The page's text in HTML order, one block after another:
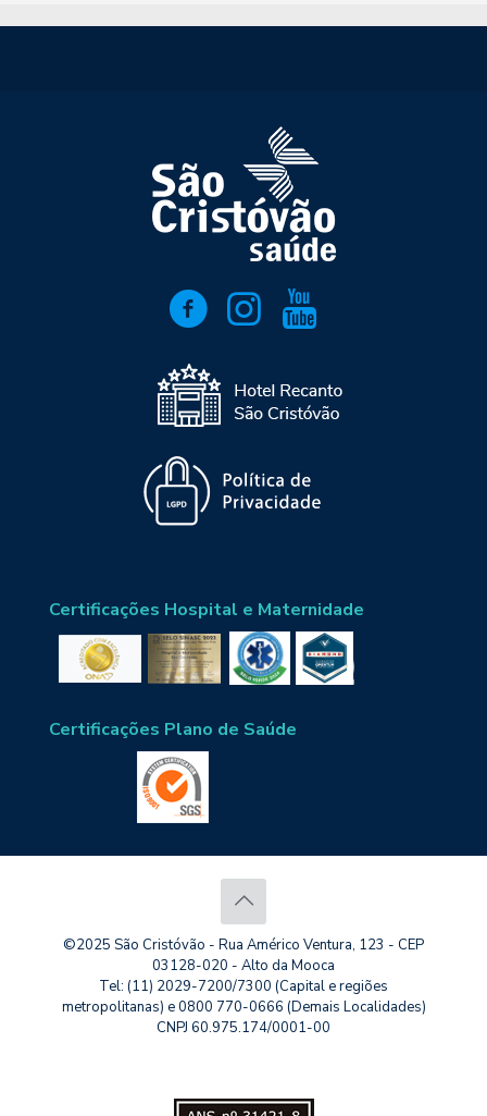
Certificações Hospital e Maternidade
Certificações Plano de Saúde
©2025 São Cristóvão - Rua Américo Ventura, 123 - CEP
03128-020 - Alto da Mooca
Tel: (11) 2029-7200/7300 (Capital e regiões
metropolitanas) e 0800 770-0666 (Demais Localidades)
CNPJ 60.975.174/0001-00